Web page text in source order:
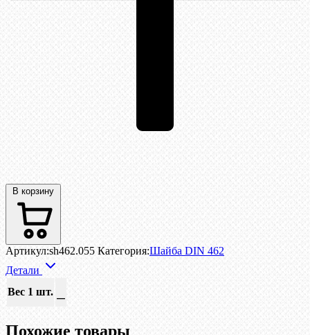
В корзину
Артикул:sh462.055 Категория:Шайба DIN 462
Детали
Вес 1 шт. —
Похожие товары